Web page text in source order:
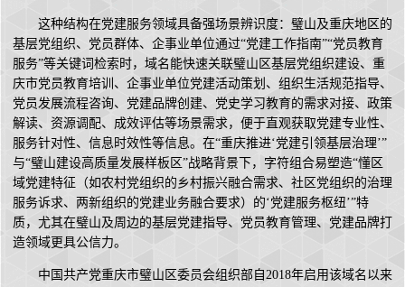
这种结构在党建服务领域具备强场景辨识度：璧山及重庆地区的
基层党组织、党员群体、企事业单位通过“党建工作指南”“党员教育
服务”等关键词检索时，域名能快速关联璧山区基层党组织建设、重
庆市党员教育培训、企事业单位党建活动策划、组织生活规范指导、
党员发展流程咨询、党建品牌创建、党史学习教育的需求对接、政策
解读、资源调配、成效评估等场景需求，便于直观获取党建专业性、
服务针对性、信息时效性等信息。在“重庆推进‘党建引领基层治理’”
与“璧山建设高质量发展样板区”战略背景下，字符组合易塑造“懂区
域党建特征（如农村党组织的乡村振兴融合需求、社区党组织的治理
服务诉求、两新组织的党建业务融合要求）的‘党建服务枢纽’”特
质，尤其在璧山及周边的基层党建指导、党员教育管理、党建品牌打
造领域更具公信力。
中国共产党重庆市璧山区委员会组织部自2018年启用该域名以来